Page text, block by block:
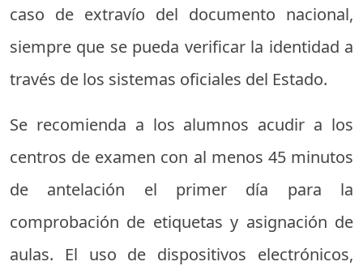
caso de extravío del documento nacional,
siempre que se pueda verificar la identidad a
través de los sistemas oficiales del Estado.
Se recomienda a los alumnos acudir a los
centros de examen con al menos 45 minutos
de antelación el primer día para la
comprobación de etiquetas y asignación de
aulas. El uso de dispositivos electrónicos,